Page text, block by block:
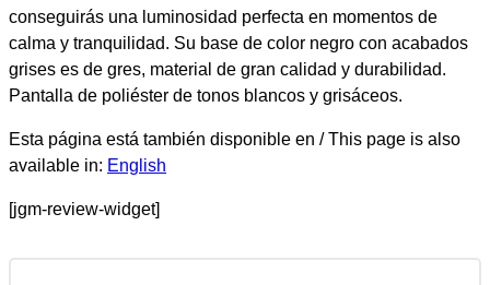
conseguirás una luminosidad perfecta en momentos de
calma y tranquilidad. Su base de color negro con acabados
grises es de gres, material de gran calidad y durabilidad.
Pantalla de poliéster de tonos blancos y grisáceos.
Esta página está también disponible en / This page is also
available in: English
[jgm-review-widget]